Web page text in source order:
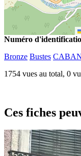
Numéro
Bronze Bustes
1754 vues au total, 0
Ces fiches